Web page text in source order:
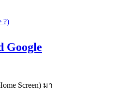
Google
Screen) มา